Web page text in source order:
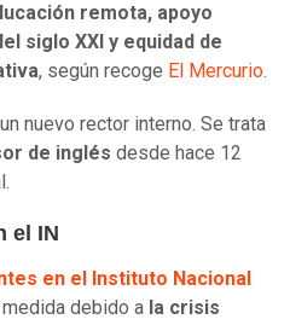
remota, apoyo
siglo XXI y equidad de
, según recoge El Mercurio.
nuevo rector interno. Se trata
de inglés desde hace 12
el IN
en el Instituto Nacional
debido a la crisis